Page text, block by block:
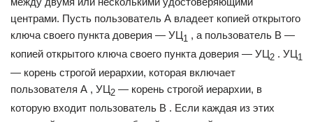
центрами. Пусть пользователь А владеет копией открытого
ключа своего пункта доверия — УЦ1 , а пользователь В —
копией открытого ключа своего пункта доверия — УЦ2 . УЦ1
— корень строгой иерархии, которая включает
пользователя А , УЦ2 — корень строгой иерархии, в
которую входит пользователь В . Если каждая из этих